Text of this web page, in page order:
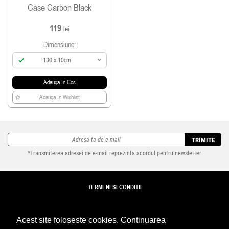
Acest site foloseste cookies. Continuarea
* Black & Red
Cantitate: 1 buc
Case Carbon Black
119 lei
Dimensiune:
130 x 10cm
Adauga In Cos
Adauga In Wishlist
TERMENI SI CONDITII
DETALII REVANZATORI
TRIMITE
*Transmiterea adresei de e-mail reprezinta acordul pentru newsletter